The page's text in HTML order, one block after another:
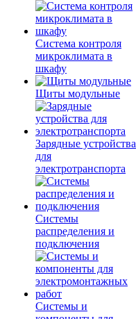
Система контроля
микроклимата в
шкафу
Щиты модульные
Зарядные устройства
для
электротранспорта
Системы
распределения и
подключения
Системы и